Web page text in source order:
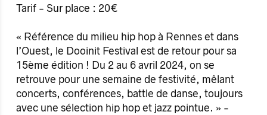
Tarif - Sur place : 20€
« Référence du milieu hip hop à Rennes et dans
l’Ouest, le Dooinit Festival est de retour pour sa
15ème édition ! Du 2 au 6 avril 2024, on se
retrouve pour une semaine de festivité, mêlant
concerts, conférences, battle de danse, toujours
avec une sélection hip hop et jazz pointue. » -